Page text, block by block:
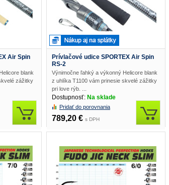
Air Spin
blank
zážitky
Prívlačové udice SPORTEX Air Spin
RS-2
Výnimočne ľahký a výkonný Helicore blank
z uhlíka T1100 vám prinesie skvelé zážitky
pri love rýb. ...
Dostupnosť: Na sklade
Pridať do porovnania
789,20 € s DPH